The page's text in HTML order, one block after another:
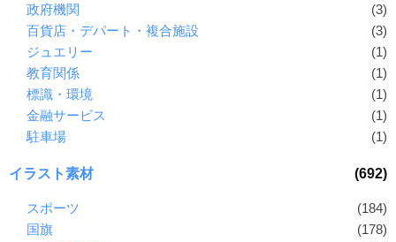
政府機関
(3)
百貨店・デパート・複合施設
(3)
ジュエリー
(1)
教育関係
(1)
標識・環境
(1)
金融サービス
(1)
駐車場
(1)
イラスト素材 (692)
スポーツ
(184)
国旗
(178)